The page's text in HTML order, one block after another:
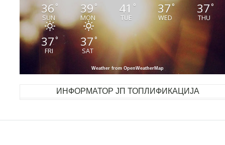
36°
SUN
39°
MON
41 °
TUE
37°
WED
37°
THU
37°
FRI
37°
SAT
Weather from OpenWeatherMap
ИНФОРМАТОР ЈП ТОПЛИФИКАЦИЈА